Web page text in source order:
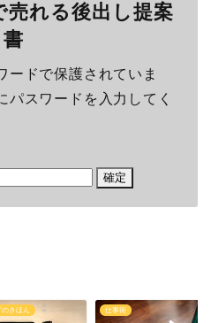
売れる後出し提案
書
ードで保護されていま
パスワードを入力してく
きほん 仕事術